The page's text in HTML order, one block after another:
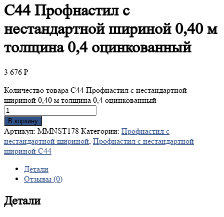
С44Профнастил с
нестандартной шириной 0,40 м
толщина 0,4 оцинкованный
3 676 ₽
Количество товара С44 Профнастил с нестандартной
шириной 0,40 м толщина 0,4 оцинкованный
В корзину
Артикул: MMNST178 Категории: Профнастил с
нестандартной шириной, Профнастил с нестандартной
шириной С44
Детали
Отзывы (0)
Детали